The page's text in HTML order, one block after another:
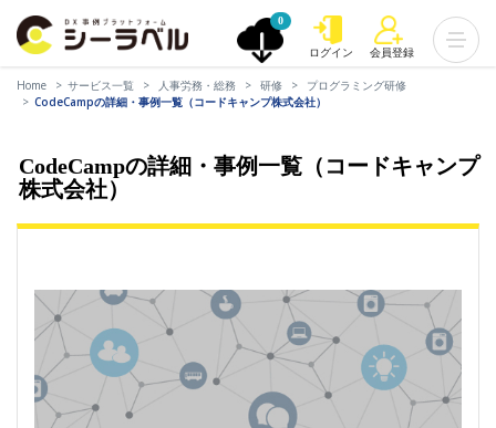
0
ログイン 会員登録
Home サービス一覧 人事労務・総務 研修
プログラミング研修
CodeCampの詳細・事例一覧（コードキャンプ株式会社）
CodeCampの詳細・事例一覧（コードキャンプ
株式会社）